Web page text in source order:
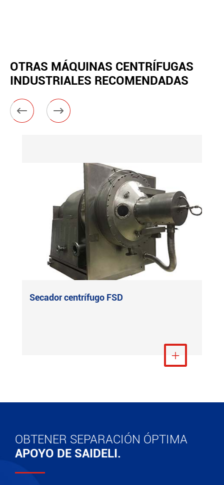
OTRAS MÁQUINAS CENTRÍFUGAS
INDUSTRIALES RECOMENDADAS
 
Secador centrífugo FSD
Ver más

OBTENER SEPARACIÓN ÓPTIMA
APOYO DE SAIDELI.